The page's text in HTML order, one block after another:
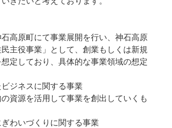
高原町にて事業展開を行い、神石高原
主役事業」として、創業もしくは新規
定しており、具体的な事業領域の想定
ジネスに関する事業
源を活用して事業を創出していくも
わいづくりに関する事業